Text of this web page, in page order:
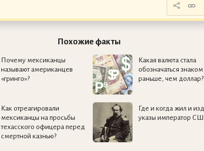
Похожие факты
Почему мексиканцы
называют американцев
«гринго»?
Какая валюта стала
обозначаться знаком
раньше, чем доллар?
Как отреагировали
мексиканцы на просьбы
техасского офицера перед
смертной казнью?
Где и когда жил и
указы император